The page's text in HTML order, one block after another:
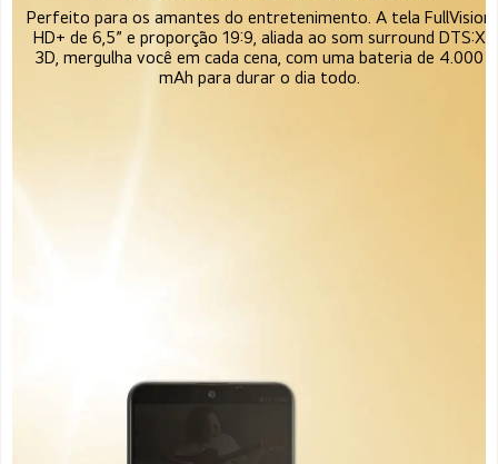
Perfeito para os amantes do entretenimento. A tela FullVision
HD+ de 6,5” e proporção 19:9, aliada ao som surround DTS:X
3D, mergulha você em cada cena, com uma bateria de 4.000
mAh para durar o dia todo.